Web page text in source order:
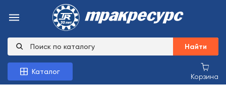
Найти
Каталог
Корзина